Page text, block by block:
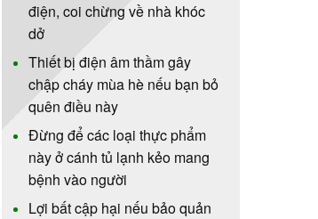
điện, coi chừng về nhà khóc
dở
Thiết bị điện âm thầm gây
chập cháy mùa hè nếu bạn bỏ
quên điều này
Đừng để các loại thực phẩm
này ở cánh tủ lạnh kẻo mang
bệnh vào người
Lợi bất cập hại nếu bảo quản